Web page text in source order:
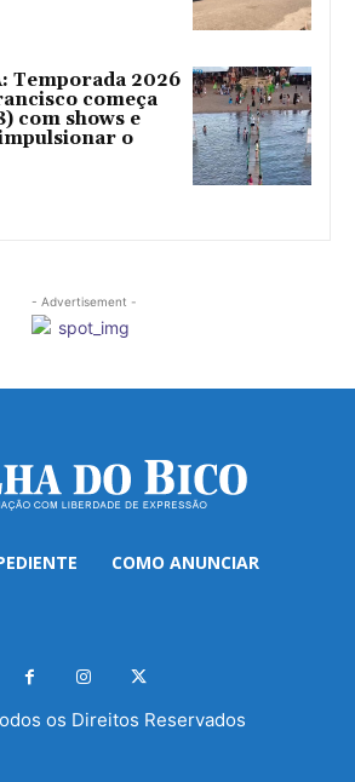
Temporada 2026
começa
com shows e
o
- Advertisement -
COMO ANUNCIAR
os Direitos Reservados